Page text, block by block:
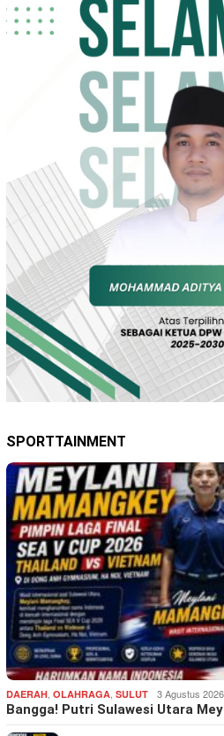
SPORTTAINMENT
DAERAH OLAHRAGA SULUT 3 Agustus 2026
Bangga! Putri Sulawesi Utara